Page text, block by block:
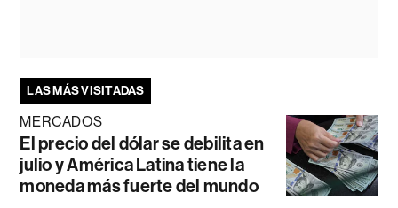
LAS MÁS VISITADAS
MERCADOS
El precio del dólar se debilita en
julio y América Latina tiene la
moneda más fuerte del mundo